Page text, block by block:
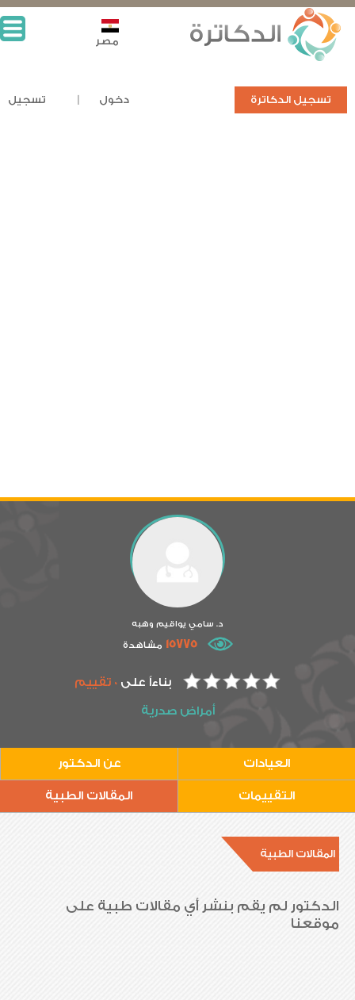
تسجيل الدكاترة دخول تسجيل
مصر
د. سامي يواقيم وهبه
15775 مشاهدة
بناءاً على0 تقييم
أمراض صدرية
العيادات عن الدكتور
التقييمات المقالات الطبية
المقالات الطبية
الدكتور لم يقم بنشر أي مقالات طبية على
موقعنا